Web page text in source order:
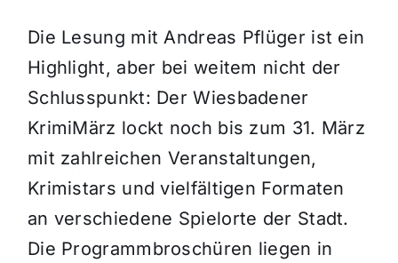
Die Lesung mit Andreas Pflüger ist ein
Highlight, aber bei weitem nicht der
Schlusspunkt: Der Wiesbadener
KrimiMärz lockt noch bis zum 31. März
mit zahlreichen Veranstaltungen,
Krimistars und vielfältigen Formaten
an verschiedene Spielorte der Stadt.
Die Programmbroschüren liegen in